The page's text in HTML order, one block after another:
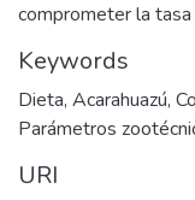
comprometer la
Keywords
Dieta, Acarahuazú,
Parámetros
URI